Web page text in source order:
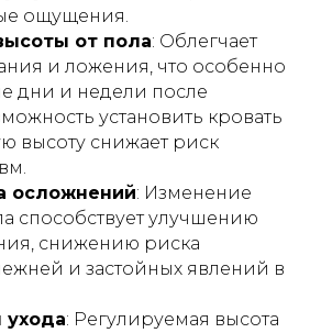
ощущения.
от пола: Облегчает
и ложения, что особенно
дни и недели после
установить кровать
высоту снижает риск
осложнений: Изменение
способствует улучшению
снижению риска
и застойных явлений в
ухода: Регулируемая высота